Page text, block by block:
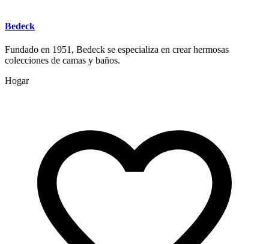
Bedeck
Fundado en 1951, Bedeck se especializa en crear hermosas
colecciones de camas y baños.
Hogar